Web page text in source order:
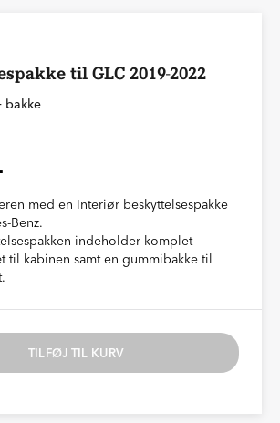
til GLC 2019-2022
bakke
med en Interiør beskyttelsespakke
Benz.
indeholder komplet
til kabinen samt en gummibakke til
TILFØJ TIL KURV